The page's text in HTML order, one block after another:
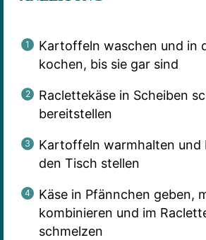
Kartoffeln waschen und in
kochen, bis sie gar sind
Raclettekäse in Scheiben
bereitstellen
Kartoffeln warmhalten und
den Tisch stellen
Käse in Pfännchen geben,
kombinieren und im
schmelzen